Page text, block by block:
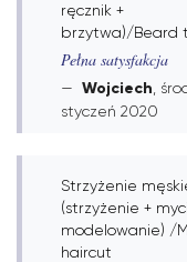
ręcznik +
brzytwa)/Beard
Pełna satysfakcja
Wojciech ,
styczeń 2020
Strzyżenie
(strzyżenie +
modelowanie) /
haircut